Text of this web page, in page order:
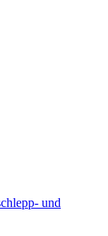
und